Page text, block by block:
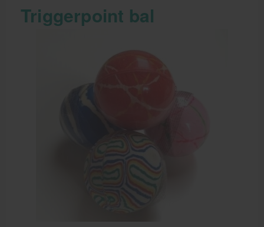
Fysiotherapieproducten
Koude en warmte therapie
Triggerpoint bal